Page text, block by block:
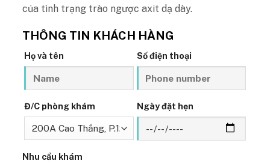
của tình trạng trào ngược axit dạ dày.
THÔNG TIN KHÁCH HÀNG
Họ và tên Số điện thoại
Đ/C phòng khám Ngày đặt hẹn
Nhu cầu khám